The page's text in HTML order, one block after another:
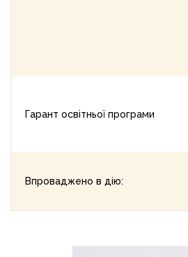
Гарант освітньої програми
Впроваджено в дію: